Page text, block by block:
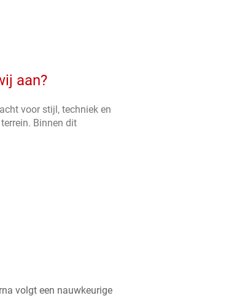
aan?
voor stijl, techniek en
Binnen dit
volgt een nauwkeurige